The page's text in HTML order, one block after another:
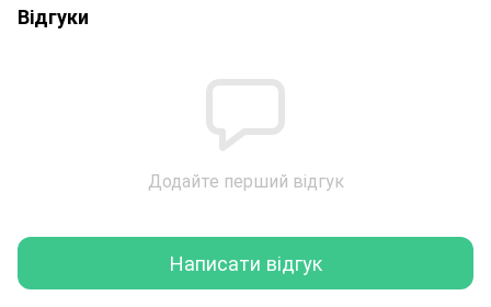
Відгуки
Додайте перший відгук
Написати відгук